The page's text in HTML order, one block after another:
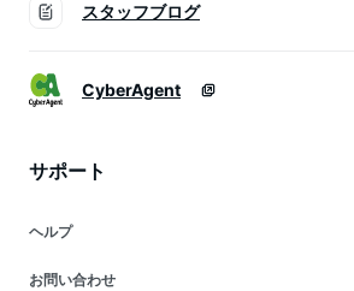
スタッフブログ
CyberAgent
サポート
ヘルプ
お問い合わせ